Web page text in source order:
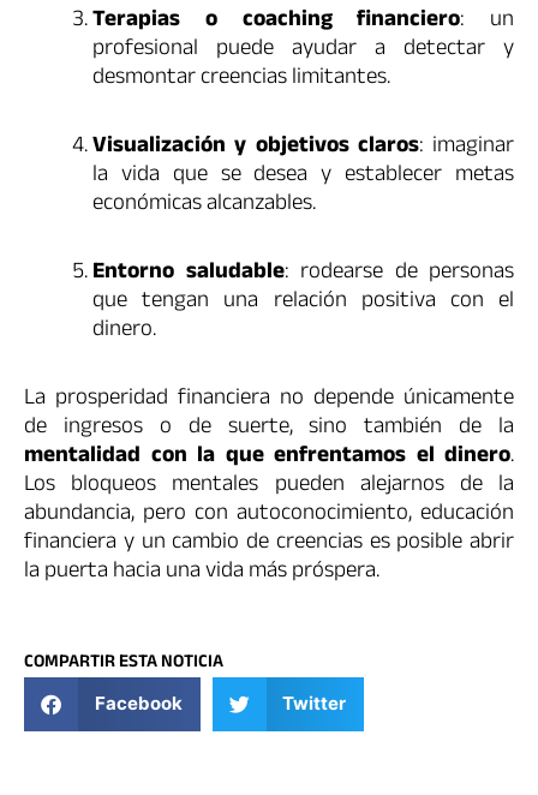
Terapias o coaching financiero: un
profesional puede ayudar a detectar y
desmontar creencias limitantes.
Visualización y objetivos claros: imaginar
la vida que se desea y establecer metas
económicas alcanzables.
Entorno saludable: rodearse de personas
que tengan una relación positiva con el
dinero.
La prosperidad financiera no depende únicamente
de ingresos o de suerte, sino también de la
mentalidad con la que enfrentamos el dinero.
Los bloqueos mentales pueden alejarnos de la
abundancia, pero con autoconocimiento, educación
financiera y un cambio de creencias es posible abrir
la puerta hacia una vida más próspera.
COMPARTIR ESTA NOTICIA
Facebook Twitter